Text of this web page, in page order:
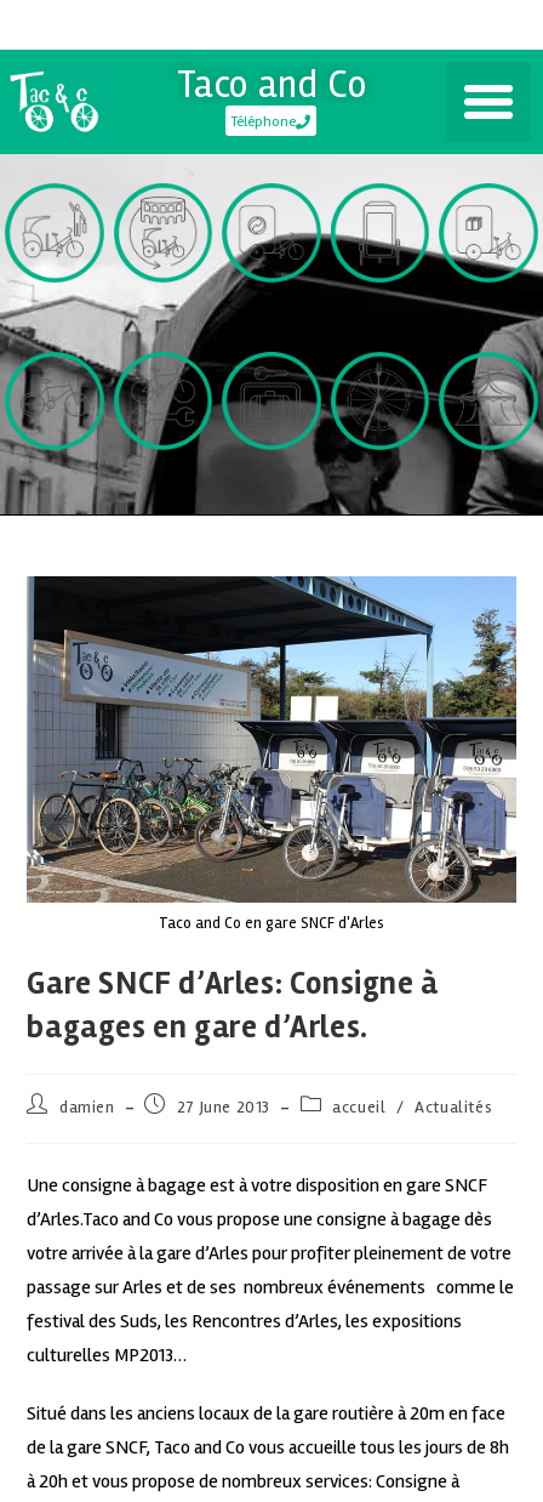
Taco and Co
Téléphone
Taco and Co en gare SNCF d'Arles
Gare SNCF d’Arles: Consigne à
bagages en gare d’Arles.
damien 27 June 2013 accueil / Actualités
Une consigne à bagage est à votre disposition en gare SNCF
d’Arles.Taco and Co vous propose une consigne à bagage dès
votre arrivée à la gare d’Arles pour profiter pleinement de votre
passage sur Arles et de ses nombreux événements comme le
festival des Suds, les Rencontres d’Arles, les expositions
culturelles MP2013…
Situé dans les anciens locaux de la gare routière à 20m en face
de la gare SNCF, Taco and Co vous accueille tous les jours de 8h
à 20h et vous propose de nombreux services: Consigne à